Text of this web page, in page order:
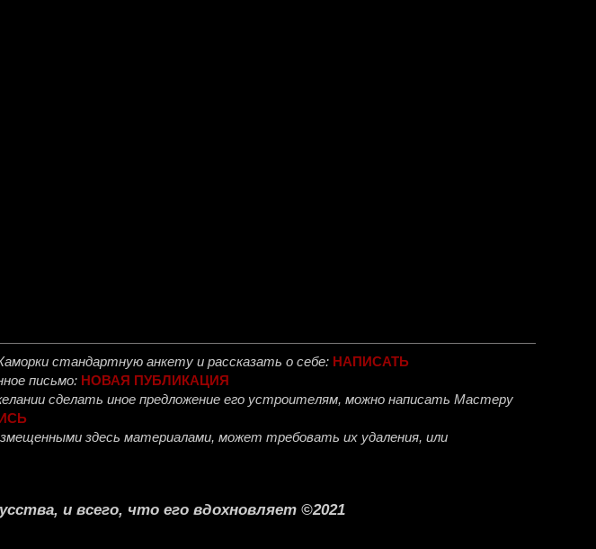
стандартную анкету и рассказать о себе: НАПИСАТЬ
письмо: НОВАЯ ПУБЛИКАЦИЯ
сделать иное предложение его устроителям, можно написать Мастеру
здесь материалами, может требовать их удаления, или
и всего, что его вдохновляет ©2021